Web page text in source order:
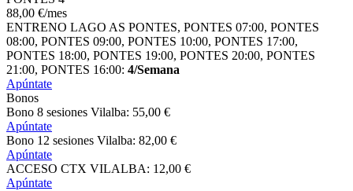
88,00 €/mes
ENTRENO LAGO AS PONTES, PONTES 07:00, PONTES
08:00, PONTES 09:00, PONTES 10:00, PONTES 17:00,
PONTES 18:00, PONTES 19:00, PONTES 20:00, PONTES
21:00, PONTES 16:00: 4/Semana
Apúntate
Bonos
Bono 8 sesiones Vilalba: 55,00 €
Apúntate
Bono 12 sesiones Vilalba: 82,00 €
Apúntate
ACCESO CTX VILALBA: 12,00 €
Apúntate